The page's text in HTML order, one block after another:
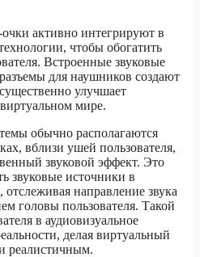
активно интегрируют в
чтобы обогатить
Встроенные звуковые
для наушников создают
улучшает
мире.
обычно располагаются
вблизи ушей пользователя,
звуковой эффект. Это
звуковые источники в
направление звука
головы пользователя. Такой
в аудиовизуальное
делая виртуальный
реалистичным.